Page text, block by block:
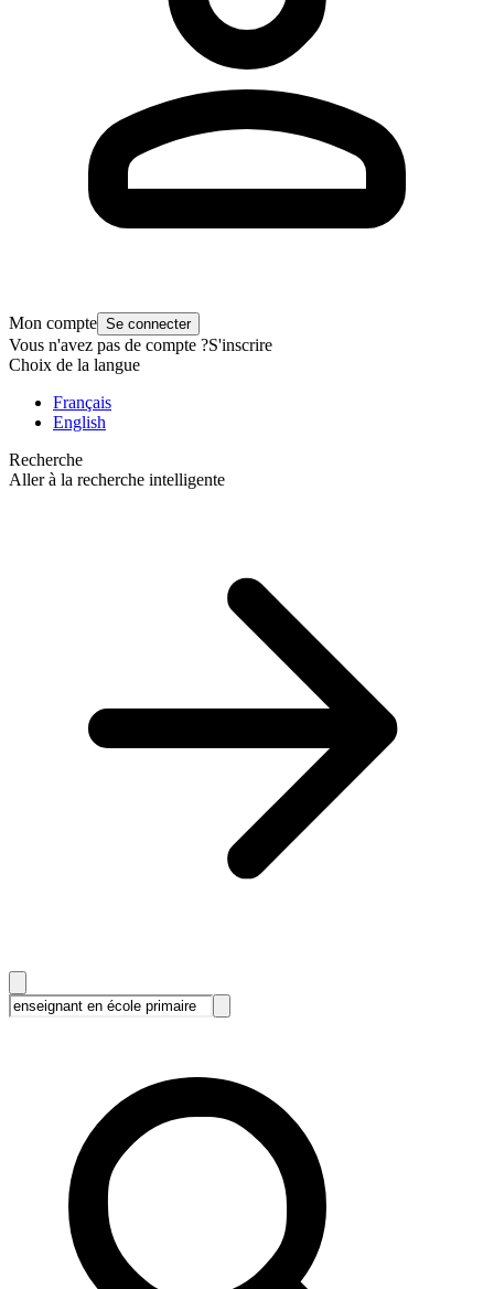
Mon compte Se connecter
Vous n'avez pas de compte ?S'inscrire
Choix de la langue
Français
English
Recherche
Aller à la recherche intelligente